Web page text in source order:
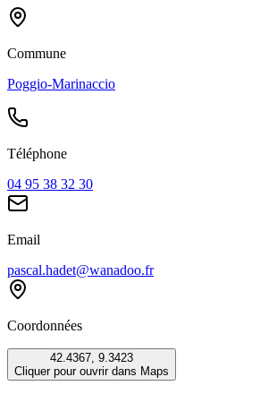
Commune
Poggio-Marinaccio
Téléphone
04 95 38 32 30
Email
pascal.hadet@wanadoo.fr
Coordonnées
42.4367, 9.3423
Cliquer pour ouvrir dans Maps